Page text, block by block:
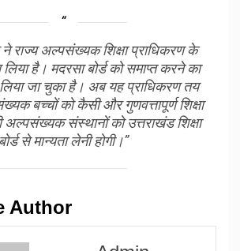
ने राज्य अल्पसंख्यक शिक्षा प्राधिकरण के
है। मदरसा बोर्ड को समाप्त करने का
लिया जा चुका है। अब यह प्राधिकरण तय
बच्चों को कैसी और गुणवत्तापूर्ण शिक्षा
अल्पसंख्यक संस्थानों को उत्तराखंड शिक्षा
बोर्ड से मान्यता लेनी होगी।”
Author